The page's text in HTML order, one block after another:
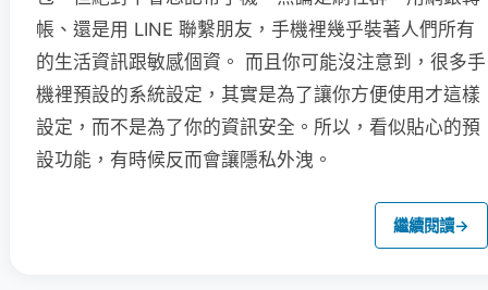
帳、還是用 LINE 聯繫朋友，手機裡幾乎裝著人們所有
的生活資訊跟敏感個資。 而且你可能沒注意到，很多手
機裡預設的系統設定，其實是為了讓你方便使用才這樣
設定，而不是為了你的資訊安全。所以，看似貼心的預
設功能，有時候反而會讓隱私外洩。
繼續閱讀→